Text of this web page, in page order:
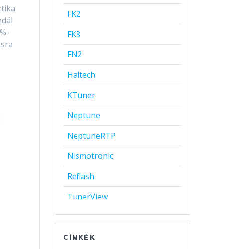
FK2
FK8
FN2
Haltech
KTuner
Neptune
NeptuneRTP
Nismotronic
Reflash
TunerView
CÍMKÉK